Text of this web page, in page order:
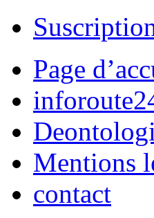
Page
Mentions
contact